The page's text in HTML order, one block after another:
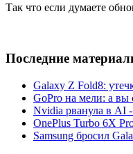
Так что если думаете
Последние
Galaxy Z Fold8:
GoPro на мели: а вы
Nvidia рванула в AI
OnePlus Turbo 6X
Samsung бросил